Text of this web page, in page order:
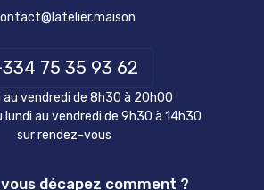
75 35 93 62
au vendredi de 8h30 à 20h00
lundi au vendredi de 9h30 à 14h30
sur rendez-vous
décapez comment ?